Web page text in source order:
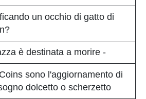
un occhio di gatto di
è destinata a morire -
sono l'aggiornamento di
dolcetto o scherzetto